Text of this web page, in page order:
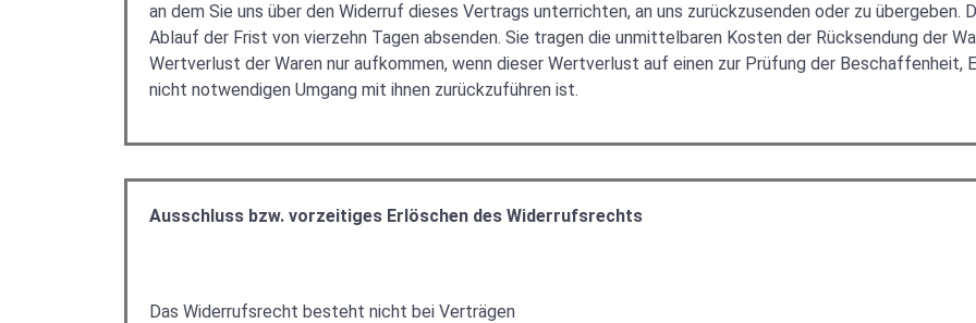
an dem Sie uns über den Widerruf dieses Vertrags unterrichten, an uns zurückzusenden oder zu übergeben.
Ablauf der Frist von vierzehn Tagen absenden. Sie tragen die unmittelbaren Kosten der Rücksendung der
Wertverlust der Waren nur aufkommen, wenn dieser Wertverlust auf einen zur Prüfung der Beschaffenheit,
nicht notwendigen Umgang mit ihnen zurückzuführen ist.
Ausschluss bzw. vorzeitiges Erlöschen des Widerrufsrechts
Das Widerrufsrecht besteht nicht bei Verträgen